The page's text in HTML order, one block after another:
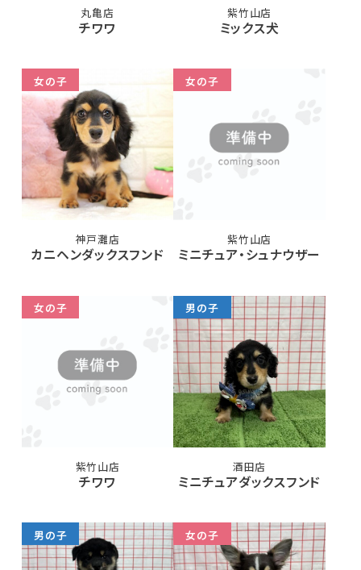
丸亀店
チワワ
紫竹山店
ミックス犬
女の子
神戸灘店
カニヘンダックスフンド
女の子
紫竹山店
ミニチュア・シュナウザー
女の子
紫竹山店
チワワ
男の子
酒田店
ミニチュアダックスフンド
男の子 女の子